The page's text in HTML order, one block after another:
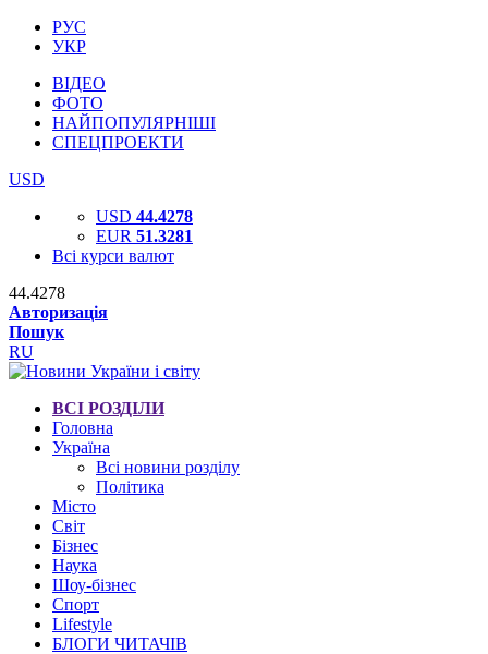
РУС
УКР
ВІДЕО
ФОТО
НАЙПОПУЛЯРНІШІ
СПЕЦПРОЕКТИ
USD
USD 44.4278
EUR 51.3281
Всі курси валют
44.4278
Авторизація
Пошук
RU
ВСІ РОЗДІЛИ
Головна
Україна
Всі новини розділу
Політика
Місто
Світ
Бізнес
Наука
Шоу-бізнес
Спорт
Lifestyle
БЛОГИ ЧИТАЧІВ